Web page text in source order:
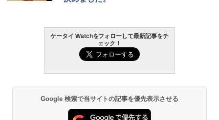
ケータイ Watchをフォローして最新記事をチ
ェック！
Google 検索で当サイトの記事を優先表示させる